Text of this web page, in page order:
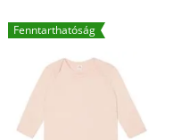
Fenntarthatóság